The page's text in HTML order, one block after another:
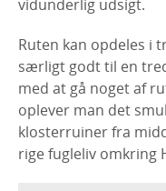
vidunderlig udsigt.
Ruten kan opdeles i
særligt godt til en
med at gå noget af
oplever man det
klosterruiner fra
rige fugleliv omkring